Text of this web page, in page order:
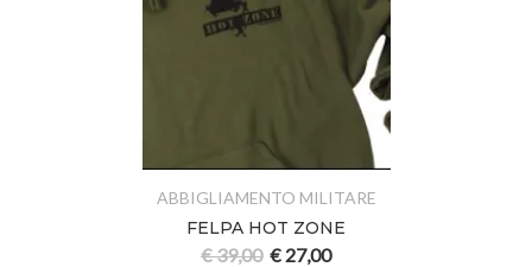
ABBIGLIAMENTO MILITARE
FELPA HOT ZONE
€39,00 € 27,00